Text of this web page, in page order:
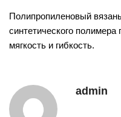
Полипропиленовый
синтетического
мягкость и гибкость.
admin